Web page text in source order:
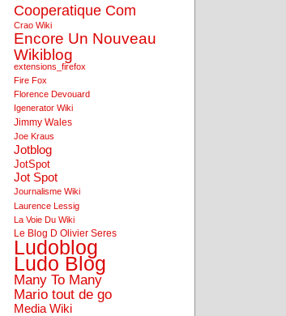
Cooperatique Com
Crao Wiki
Encore Un Nouveau
Wikiblog
extensions_firefox
Fire Fox
Florence Devouard
Igenerator Wiki
Jimmy Wales
Joe Kraus
Jotblog
JotSpot
Jot Spot
Journalisme Wiki
Laurence Lessig
La Voie Du Wiki
Le Blog D Olivier Seres
Ludoblog
Ludo Blog
Many To Many
Mario tout de go
Media Wiki